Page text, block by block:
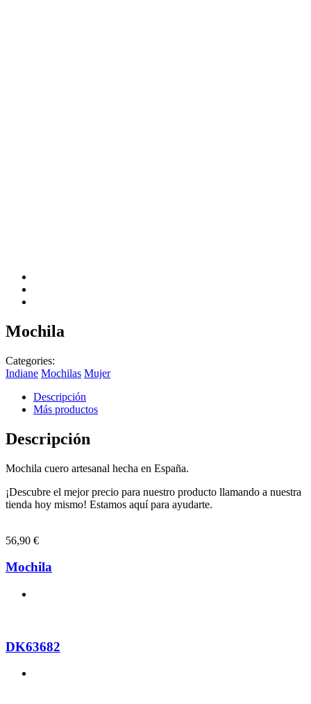
Mochila
Categories:
Indiane Mochilas Mujer
Descripción
Más productos
Descripción
Mochila cuero artesanal hecha en España.
¡Descubre el mejor precio para nuestro producto llamando a nuestra
tienda hoy mismo! Estamos aquí para ayudarte.
56,90 €
Mochila
DK63682